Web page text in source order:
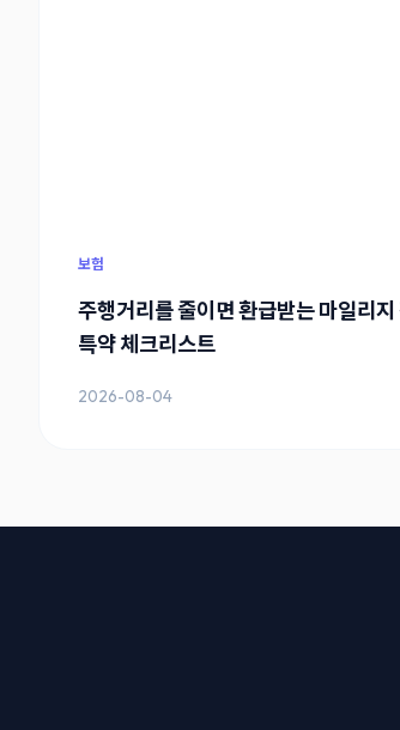
보험
주행거리를 줄이면 환급받는 마일리지
특약 체크리스트
2026-08-04